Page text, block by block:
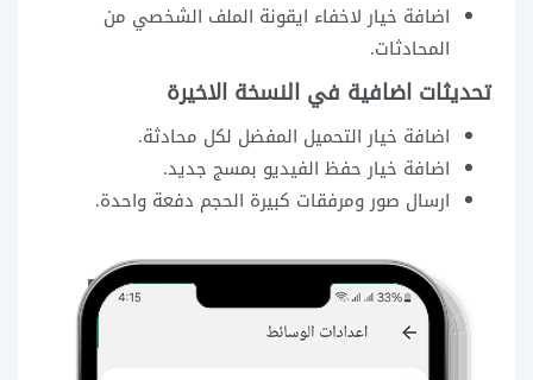
اضافة خيار لاخفاء ايقونة الملف الشخصي من
المحادثات.
تحديثات اضافية في النسخة الاخيرة
اضافة خيار التحميل المفضل لكل محادثة.
اضافة خيار حفظ الفيديو بمسج جديد.
ارسال صور ومرفقات كبيرة الحجم دفعة واحدة.